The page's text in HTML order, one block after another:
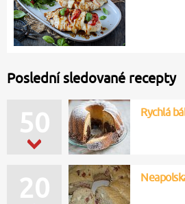
Poslední sledované recepty
50 Rychlá
20